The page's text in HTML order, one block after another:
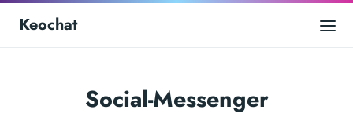
Keochat
Social-Messenger